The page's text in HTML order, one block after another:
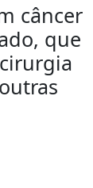
câncer
que